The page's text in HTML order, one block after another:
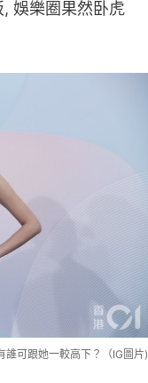
娛樂圈果然卧虎
可跟她一較高下？（IG圖片)